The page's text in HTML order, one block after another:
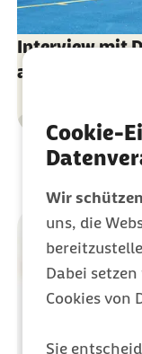
Cookie-
Wir
uns, die
Dabei setzen
Cookies von
Sie
Interview mit
Kategorie
Gesundheit